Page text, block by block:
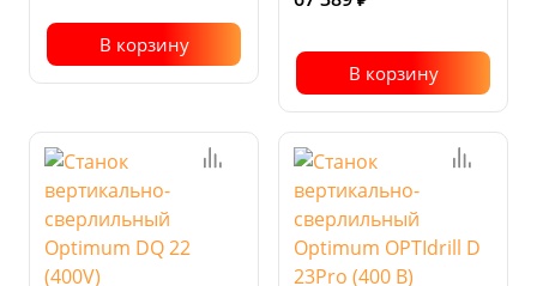
В корзину
В корзину